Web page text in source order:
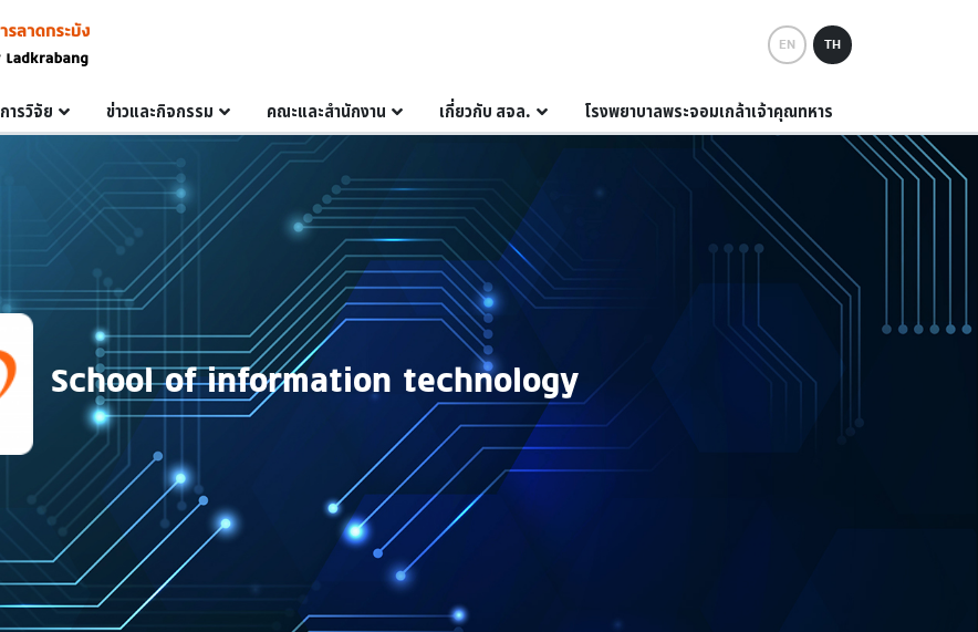
EN TH
การวิจัย ข่าวและกิจกรรม คณะและสำนักงาน เกี่ยวกับ สจล. โรงพยาบาลพระจอมเกล้าเจ้าคุณทหาร
School of information technology